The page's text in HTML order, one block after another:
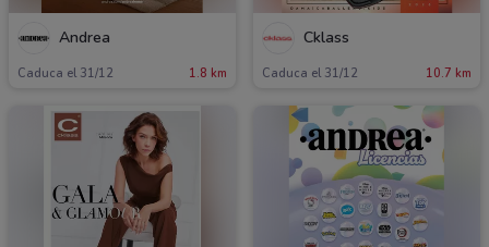
Andrea
Caduca el 31/12 1.8 km
Cklass
Caduca el 31/12 10.7 km